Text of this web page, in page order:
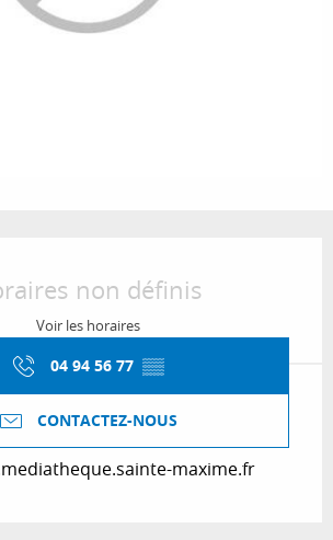
non définis
Voir les horaires
04 94 56 77 ▒▒
CONTACTEZ-NOUS
maxime.fr